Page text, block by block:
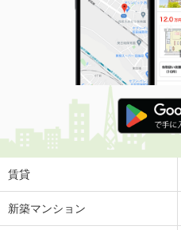
賃貸
新築マンション